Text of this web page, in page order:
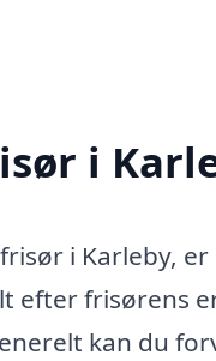
i
i Karleby,
efter frisørens
kan du